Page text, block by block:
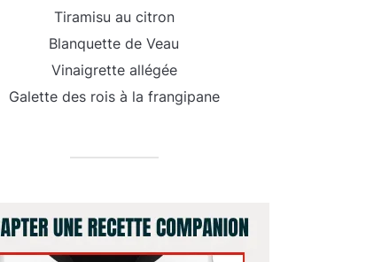
Tiramisu au citron
Blanquette de Veau
Vinaigrette allégée
Galette des rois à la frangipane